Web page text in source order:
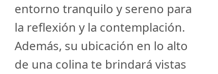
entorno tranquilo y sereno para
la reflexión y la contemplación.
Además, su ubicación en lo alto
de una colina te brindará vistas